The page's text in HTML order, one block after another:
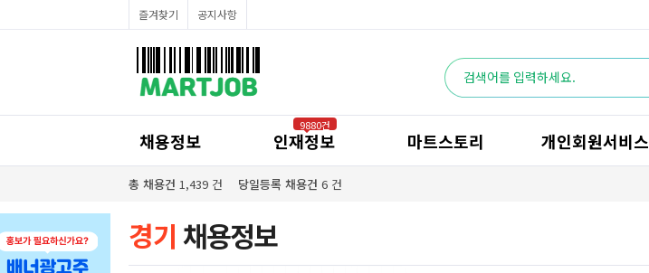
공산직원채용정보
농산/야채청과직원채용정보
수산직원채용정보
즐겨찾기 공지사항
채용정보 인재정보
9880건
마트스토리 개인회원서비스
총 채용건 1,439 건 당일등록 채용건 6 건
경기 채용정보